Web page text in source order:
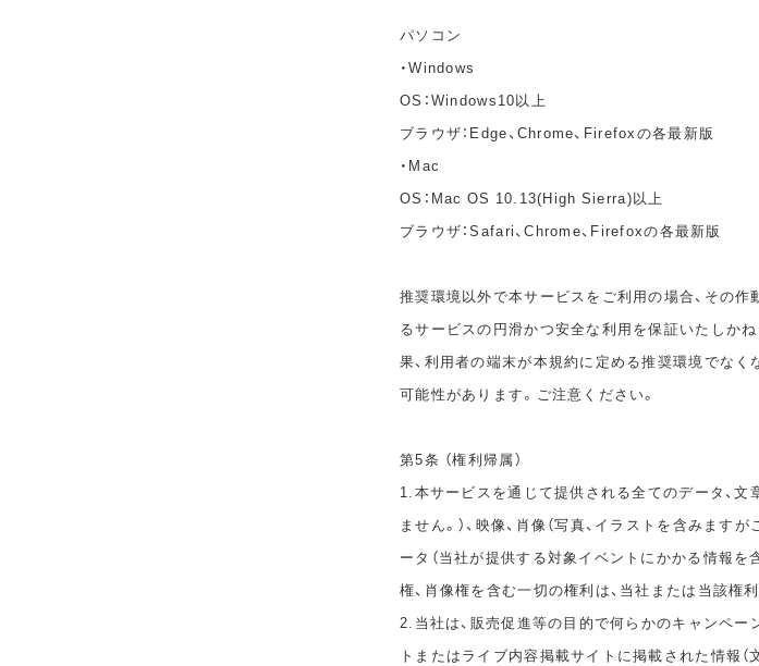
パソコン
・Windows
OS：Windows10以上
ブラウザ：Edge、Chrome、Firefoxの各最新版
・Mac
OS：Mac OS 10.13(High Sierra)以上
ブラウザ：Safari、Chrome、Firefoxの各最新版
推奨環境以外で本サービスをご利用の場合、その作
るサービスの円滑かつ安全な利用を保証いたしか
果、利用者の端末が本規約に定める推奨環境でな
可能性があります。ご注意ください。
第5条 （権利帰属）
1.本サービスを通じて提供される全てのデータ、文
ません。）、映像、肖像（写真、イラストを含みます
ータ（当社が提供する対象イベントにかかる情報を
権、肖像権を含む一切の権利は、当社または当該権
2.当社は、販売促進等の目的で何らかのキャンペー
トまたはライブ内容掲載サイトに掲載された情報（